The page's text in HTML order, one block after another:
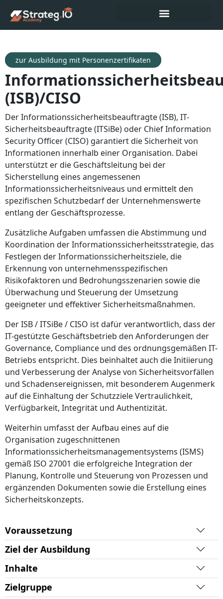
zur Ausbildung mit Personenzertifikaten
(ISB)/CISO
Der Informationssicherheitsbeauftragte (ISB), IT-
Sicherheitsbeauftragte (ITSiBe) oder Chief Information
Security Officer (CISO) garantiert die Sicherheit von
Informationen innerhalb einer Organisation. Dabei
unterstützt er die Geschäftsleitung bei der
Sicherstellung eines angemessenen
Informationssicherheitsniveaus und ermittelt den
spezifischen Schutzbedarf der Unternehmenswerte
entlang der Geschäftsprozesse.
Zusätzliche Aufgaben umfassen die Abstimmung und
Koordination der Informationssicherheitsstrategie, das
Festlegen der Informationssicherheitsziele, die
Erkennung von unternehmensspezifischen
Risikofaktoren und Bedrohungsszenarien sowie die
Überwachung und Steuerung der Umsetzung
geeigneter und effektiver Sicherheitsmaßnahmen.
Der ISB / ITSiBe / CISO ist dafür verantwortlich, dass der
IT-gestützte Geschäftsbetrieb den Anforderungen der
Governance, Compliance und des ordnungsgemäßen IT-
Betriebs entspricht. Dies beinhaltet auch die Initiierung
und Verbesserung der Analyse von Sicherheitsvorfällen
und Schadensereignissen, mit besonderem Augenmerk
auf die Einhaltung der Schutzziele Vertraulichkeit,
Verfügbarkeit, Integrität und Authentizität.
Weiterhin umfasst der Aufbau eines auf die
Organisation zugeschnittenen
Informationssicherheitsmanagementsystems (ISMS)
gemäß ISO 27001 die erfolgreiche Integration der
Planung, Kontrolle und Steuerung von Prozessen und
ergänzenden Dokumenten sowie die Erstellung eines
Sicherheitskonzepts.
Voraussetzung
Ziel der Ausbildung
Inhalte
Zielgruppe